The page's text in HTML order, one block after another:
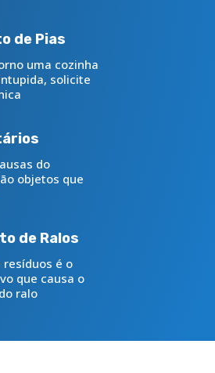
de Pias
uma cozinha
solicite
do
objetos que
de Ralos
resíduos é o
que causa o
ralo